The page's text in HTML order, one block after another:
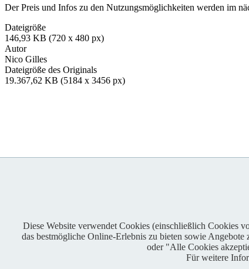
Der Preis und Infos zu den Nutzungsmöglichkeiten werden im
Dateigröße
146,93 KB (720 x 480 px)
Autor
Nico Gilles
Dateigröße des Originals
19.367,62 KB (5184 x 3456 px)
Enduro One Series Partner
Diese Website verwendet Cookies (einschließlich Cookies
das bestmögliche Online-Erlebnis zu bieten sowie
oder "Alle Cookies
Für weitere